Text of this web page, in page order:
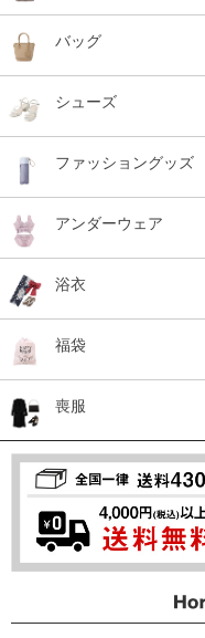
バッグ
シューズ
ファッショングッズ
アンダーウェア
浴衣
福袋
喪服